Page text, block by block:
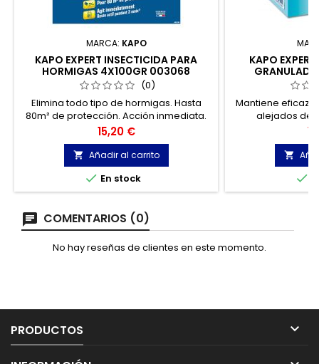
MARCA: KAPO
KAPO EXPERT INSECTICIDA PARA
HORMIGAS 4X100GR 003068
(0)
Elimina todo tipo de hormigas. Hasta
80m² de protección. Acción inmediata.
Permanece activo durante 3 meses. Se
utiliza para pulverizar o regar.
Precio
15,20 €
 Añadir al carrito
 En stock
KAPO
Mantiene
alejados del
plantaciones,
por lo tanto,


COMENTARIOS (0)
No hay reseñas de clientes en este momento.
PRODUCTOS 